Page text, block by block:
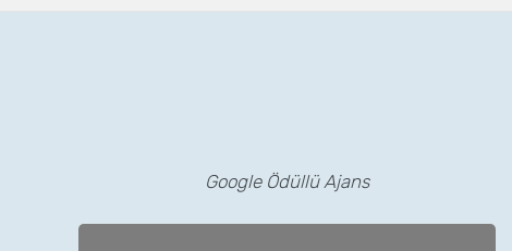
Google Ödüllü Ajans